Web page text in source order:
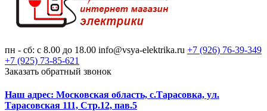
пн - сб: с 8.00 до 18.00 info@vsya-elektrika.ru +7 (926) 76-39-349
+7 (925) 73-85-621
Заказать обратный звонок
Наш адрес: Московская область, с.Тарасовка, ул.
Тарасовская 111, Стр.12, пав.5